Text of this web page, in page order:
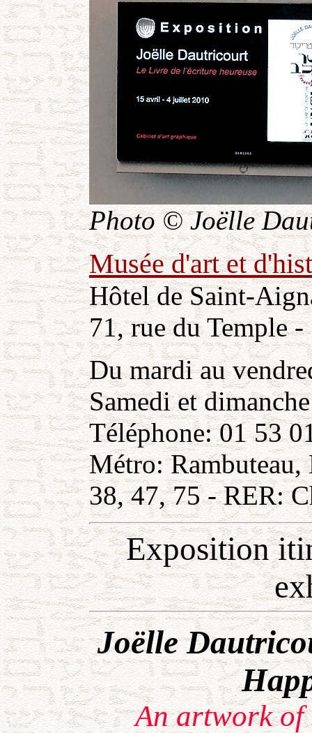
Photo © Joëlle
Musée d'art et
Hôtel de Saint-
71, rue du Temple
Du mardi au
Samedi et
Téléphone: 01 53
Métro:
38, 47, 75 - RER:
Exposition
Joëlle
An artwork